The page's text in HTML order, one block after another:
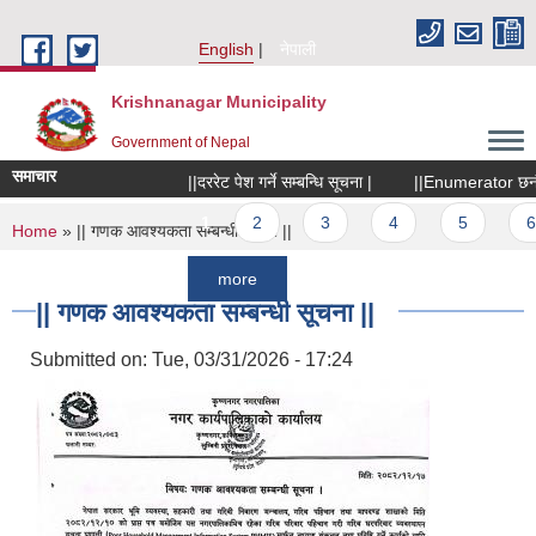
English
नेपाली
Krishnanagar Municipality
Government of Nepal
समाचार ||दररेट पेश गर्ने सम्बन्धि सूचना | ||Enumerator छनौटका
Pages
1 2
You are here
Home » || गणक आवश्यकता सम्बन्धी सूचना ||
|| गणक आवश्यकता सम्बन्धी सूचना ||
Submitted on: Tue, 03/31/2026 - 17:24